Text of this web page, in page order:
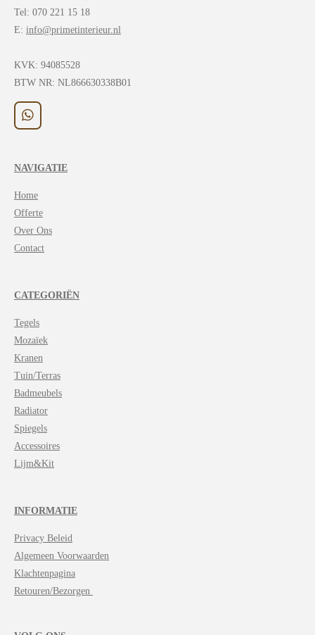
Tel: 070 221 15 18
E: info@primetinterieur.nl
KVK: 94085528
BTW NR: NL866630338B01
W
h
s
p
p
NAVIGATIE
Home
Offerte
Over Ons
Contact
CATEGORIËN
Tegels
Mozaïek
Kranen
Tuin/Terras
Badmeubels
Radiator
Spiegels
Accessoires
Lijm&Kit
INFORMATIE
Privacy Beleid
Algemeen Voorwaarden
Klachtenpagina
Retouren/Bezorgen